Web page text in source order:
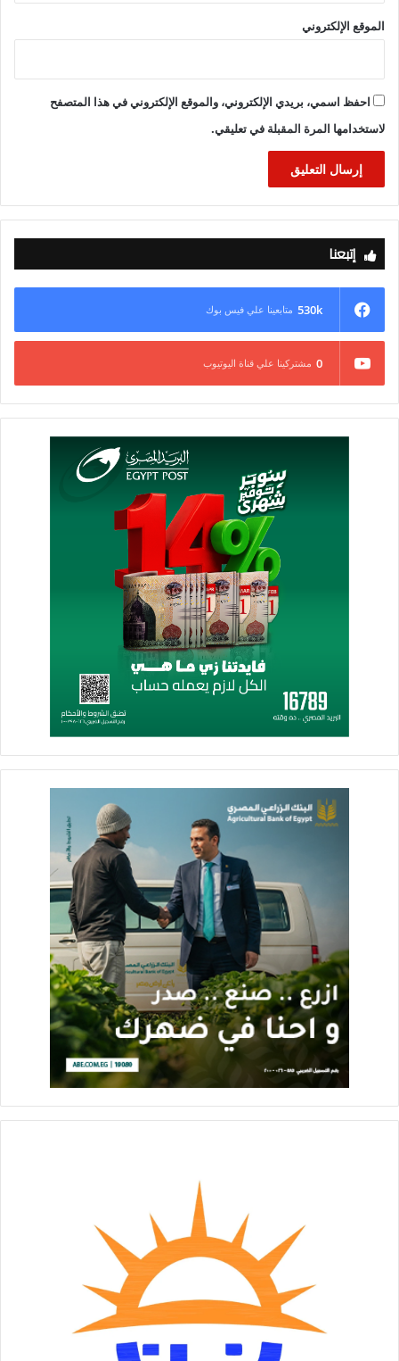
الموقع الإلكتروني
احفظ اسمي، بريدي الإلكتروني، والموقع الإلكتروني في هذا المتصفح
لاستخدامها المرة المقبلة في تعليقي.
إتبعنا
530k متابعينا علي فيس بوك
0 مشتركينا علي قناة اليوتيوب